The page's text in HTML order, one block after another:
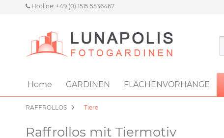
Hotline: +49 (0) 1515 5536467
Home GARDINEN FLÄCHENVORHÄNGE
RAFFROLLOS Tiere
Raffrollos mit Tiermotiv